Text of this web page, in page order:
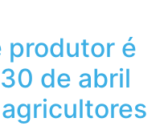
produtor é
de abril